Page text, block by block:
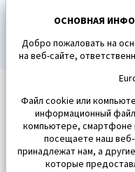
ОСНОВНАЯ
Добро пожаловать на
на веб-сайте,
Файл cookie или
информационный
компьютере, смартфоне
посещаете наш
принадлежат нам, а
которые